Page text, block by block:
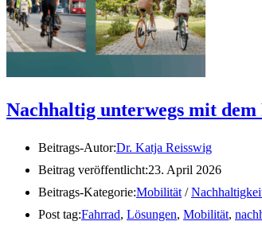
Nachhaltig unterwegs mit
Beitrags-Autor:Dr. Katja Reisswig
Beitrag veröffentlicht:23. April 2026
Beitrags-Kategorie:Mobilität /
Post tag:Fahrrad, Lösungen, Mobilität,